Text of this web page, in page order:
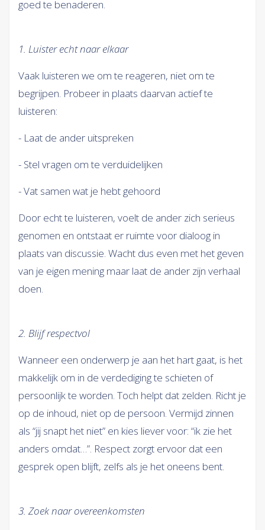
goed te benaderen.
1. Luister echt naar elkaar
Vaak luisteren we om te reageren, niet om te
begrijpen. Probeer in plaats daarvan actief te
luisteren:
- Laat de ander uitspreken
- Stel vragen om te verduidelijken
- Vat samen wat je hebt gehoord
Door echt te luisteren, voelt de ander zich serieus
genomen en ontstaat er ruimte voor dialoog in
plaats van discussie. Wacht dus even met het geven
van je eigen mening maar laat de ander zijn verhaal
doen.
2. Blijf respectvol
Wanneer een onderwerp je aan het hart gaat, is het
makkelijk om in de verdediging te schieten of
persoonlijk te worden. Toch helpt dat zelden. Richt je
op de inhoud, niet op de persoon. Vermijd zinnen
als “jij snapt het niet” en kies liever voor: “ik zie het
anders omdat…”. Respect zorgt ervoor dat een
gesprek open blijft, zelfs als je het oneens bent.
3. Zoek naar overeenkomsten